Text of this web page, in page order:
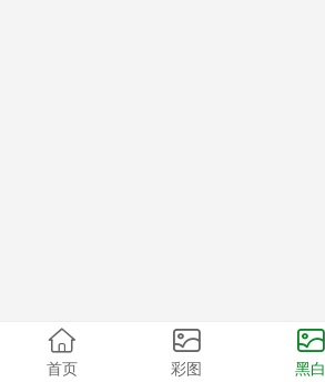
首页 彩图 黑白